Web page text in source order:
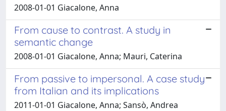
2008-01-01 Giacalone, Anna
From cause to contrast. A study in
semantic change
2008-01-01 Giacalone, Anna; Mauri, Caterina
From passive to impersonal. A case study
from Italian and its implications
2011-01-01 Giacalone, Anna; Sansò, Andrea